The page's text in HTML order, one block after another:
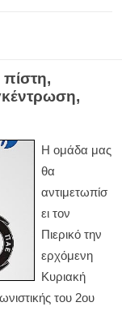
Η ομάδα μας
θα
αντιμετωπίσ
ει τον
Πιερικό την
ερχόμενη
Κυριακή
του 2ου